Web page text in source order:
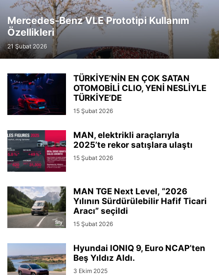
Mercedes-Benz VLE Prototipi Kullanım
Özellikleri
21 Şubat 2026
TÜRKİYE’NİN EN ÇOK SATAN
OTOMOBİLİ CLIO, YENİ NESLİYLE
TÜRKİYE’DE
15 Şubat 2026
MAN, elektrikli araçlarıyla
2025’te rekor satışlara ulaştı
15 Şubat 2026
MAN TGE Next Level, “2026
Yılının Sürdürülebilir Hafif Ticari
Aracı” seçildi
15 Şubat 2026
Hyundai IONIQ 9, Euro NCAP’ten
Beş Yıldız Aldı.
3 Ekim 2025